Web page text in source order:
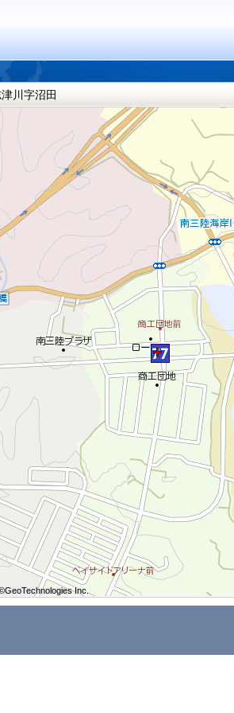
川字沼田
Inc.
Inc.
Inc.
Inc.
Inc.
Inc.
Inc.
Inc.
Inc.